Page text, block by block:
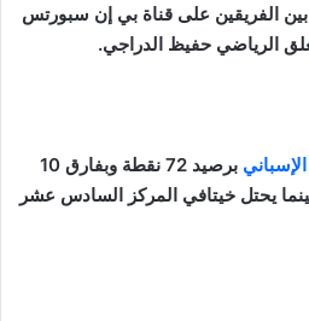
بين الفريقين على قناة بي إن سبورتس
برصيد 72 نقطة وبفارق 10
يحتل خيتافي المركز السادس عشر